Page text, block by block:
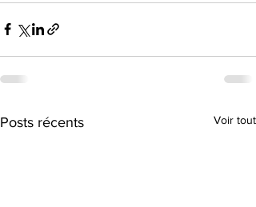
Posts récents Voir tout